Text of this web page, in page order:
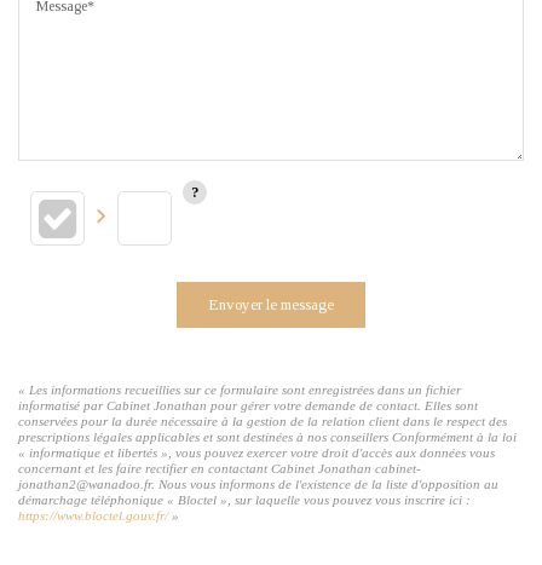
Message*
Envoyer le message
« Les informations recueillies sur ce formulaire sont enregistrées dans un fichier
informatisé par Cabinet Jonathan pour gérer votre demande de contact. Elles sont
conservées pour la durée nécessaire à la gestion de la relation client dans le respect des
prescriptions légales applicables et sont destinées à nos conseillers Conformément à la loi
« informatique et libertés », vous pouvez exercer votre droit d'accès aux données vous
concernant et les faire rectifier en contactant Cabinet Jonathan cabinet-
jonathan2@wanadoo.fr. Nous vous informons de l'existence de la liste d'opposition au
démarchage téléphonique « Bloctel », sur laquelle vous pouvez vous inscrire ici :
https://www.bloctel.gouv.fr/»